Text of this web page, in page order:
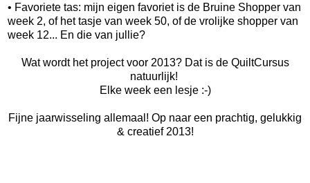
• Favoriete tas: mijn eigen favoriet is de Bruine Shopper van
week 2, of het tasje van week 50, of de vrolijke shopper van
week 12... En die van jullie?
Wat wordt het project voor 2013? Dat is de QuiltCursus
natuurlijk!
Elke week een lesje :-)
Fijne jaarwisseling allemaal! Op naar een prachtig, gelukkig
& creatief 2013!